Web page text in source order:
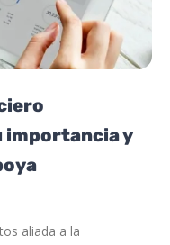
importancia y
aliada a la